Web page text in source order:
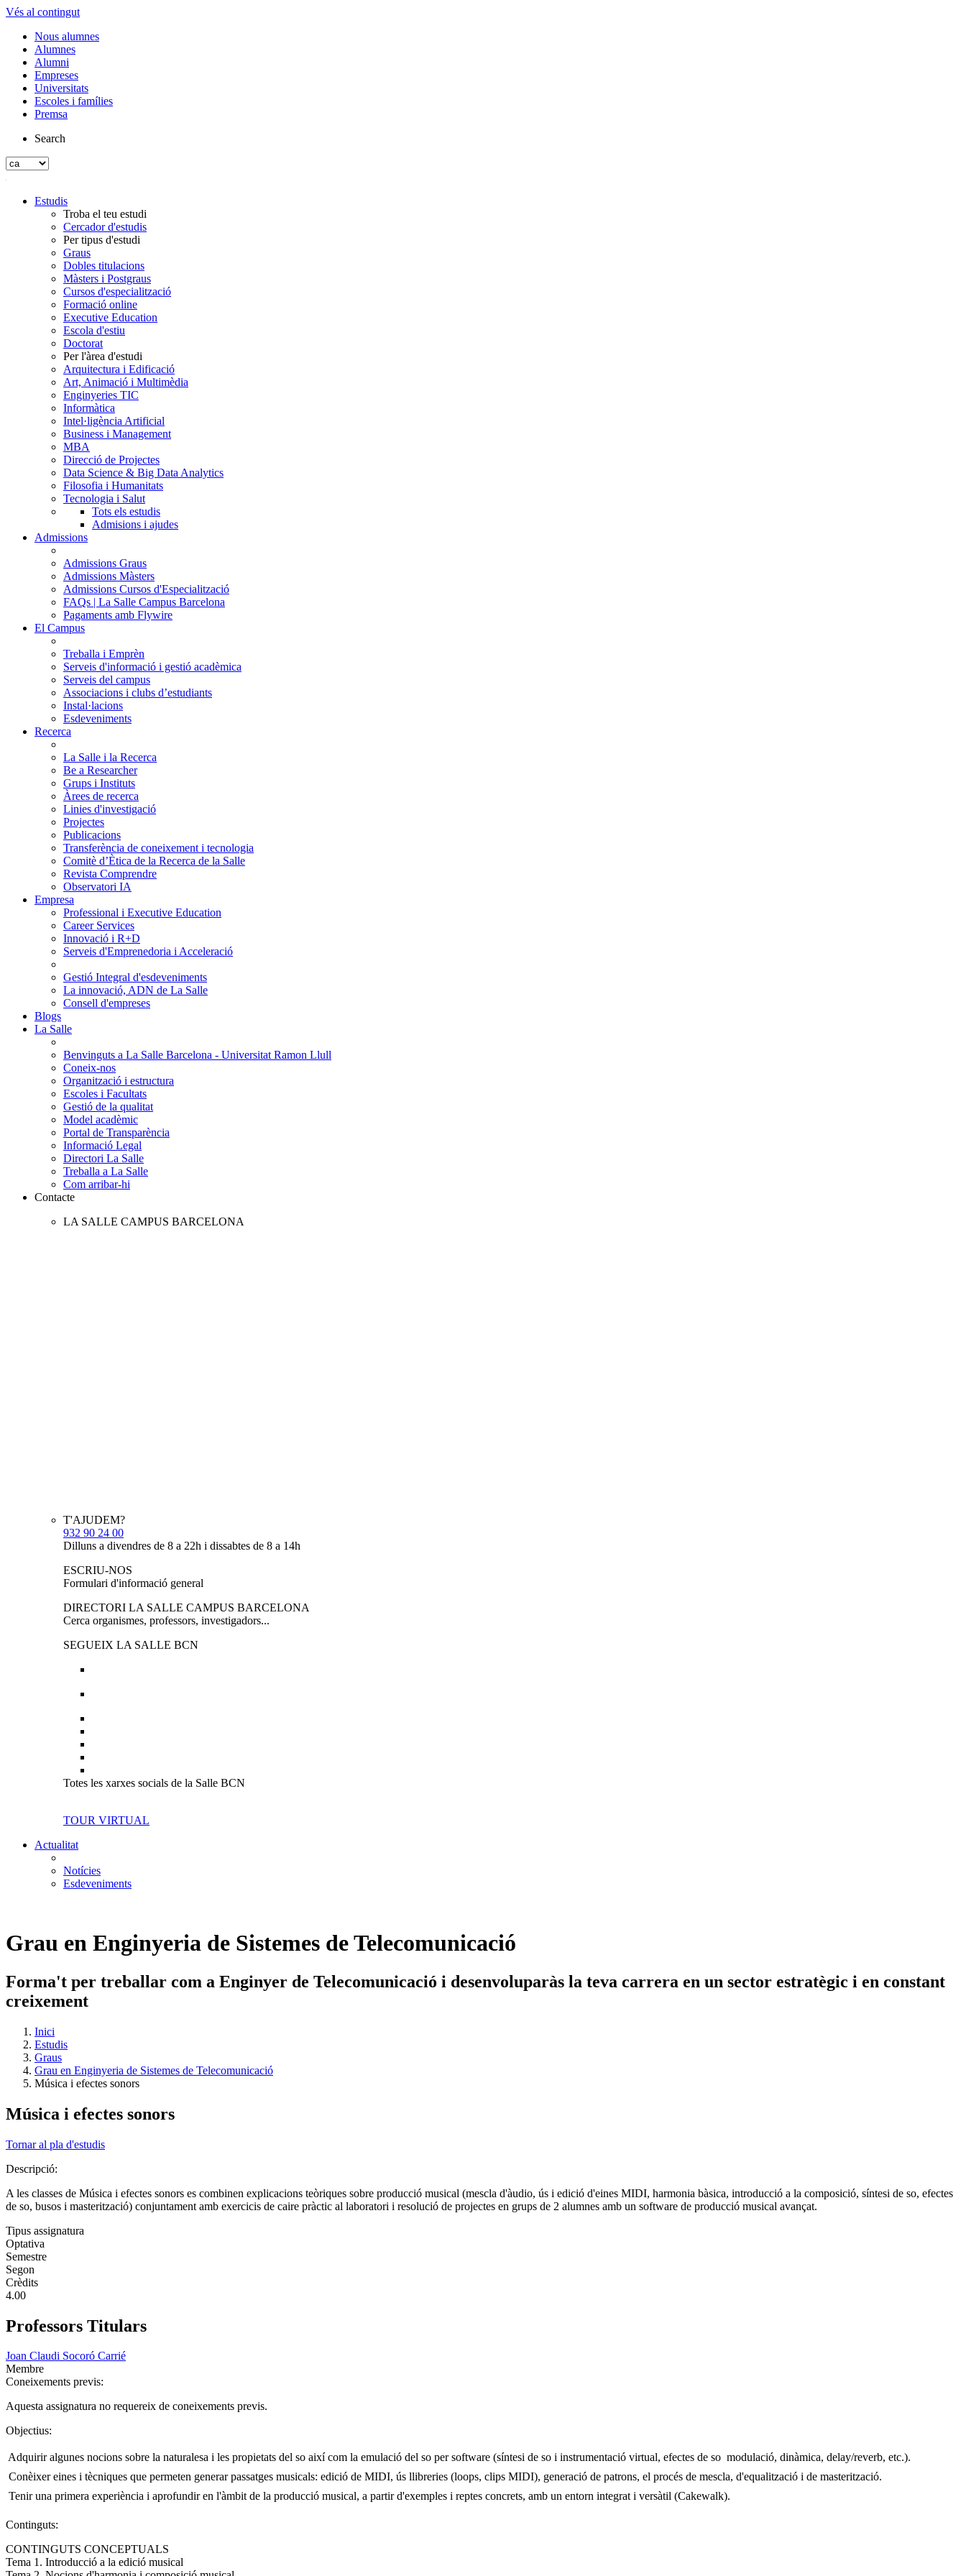
Vés al contingut
Nous alumnes
Alumnes
Alumni
Empreses
Universitats
Escoles i famílies
Premsa
Search
Estudis
Troba el teu estudi
Cercador d'estudis
Per tipus d'estudi
Graus
Dobles titulacions
Màsters i Postgraus
Cursos d'especialització
Formació online
Executive Education
Escola d'estiu
Doctorat
Per l'àrea d'estudi
Arquitectura i Edificació
Art, Animació i Multimèdia
Enginyeries TIC
Informàtica
Intel·ligència Artificial
Business i Management
MBA
Direcció de Projectes
Data Science & Big Data Analytics
Filosofia i Humanitats
Tecnologia i Salut
Tots els estudis
Admisions i ajudes
Admissions
Admissions Graus
Admissions Màsters
Admissions Cursos d'Especialització
FAQs | La Salle Campus Barcelona
Pagaments amb Flywire
El Campus
Treballa i Emprèn
Serveis d'informació i gestió acadèmica
Serveis del campus
Associacions i clubs d’estudiants
Instal·lacions
Esdeveniments
Recerca
La Salle i la Recerca
Be a Researcher
Grups i Instituts
Àrees de recerca
Linies d'investigació
Projectes
Publicacions
Transferència de coneixement i tecnologia
Comitè d’Ètica de la Recerca de la Salle
Revista Comprendre
Observatori IA
Empresa
Professional i Executive Education
Career Services
Innovació i R+D
Serveis d'Emprenedoria i Acceleració
Gestió Integral d'esdeveniments
La innovació, ADN de La Salle
Consell d'empreses
Blogs
La Salle
Benvinguts a La Salle Barcelona - Universitat Ramon Llull
Coneix-nos
Organització i estructura
Escoles i Facultats
Gestió de la qualitat
Model acadèmic
Portal de Transparència
Informació Legal
Directori La Salle
Treballa a La Salle
Com arribar-hi
Contacte
LA SALLE CAMPUS BARCELONA
T'AJUDEM?
932 90 24 00
Dilluns a divendres de 8 a 22h i dissabtes de 8 a 14h
ESCRIU-NOS
Formulari d'informació general
DIRECTORI LA SALLE CAMPUS BARCELONA
Cerca organismes, professors, investigadors...
SEGUEIX LA SALLE BCN
Totes les xarxes socials de la Salle BCN
TOUR VIRTUAL
Actualitat
Notícies
Esdeveniments
Grau en Enginyeria de Sistemes de Telecomunicació
Forma't per treballar com a Enginyer de Telecomunicació i desenvoluparàs la teva carrera en un sector estratègic i en constant
creixement
Inici
Estudis
Graus
Grau en Enginyeria de Sistemes de Telecomunicació
Música i efectes sonors
Música i efectes sonors
Tornar al pla d'estudis
Descripció:
A les classes de Música i efectes sonors es combinen explicacions teòriques sobre producció musical (mescla d'àudio, ús i edició d'eines MIDI, harmonia bàsica, introducció a la composició, síntesi de so, efectes
de so, busos i masterització) conjuntament amb exercicis de caire pràctic al laboratori i resolució de projectes en grups de 2 alumnes amb un software de producció musical avançat.
Tipus assignatura
Optativa
Semestre
Segon
Crèdits
4.00
Professors Titulars
Joan Claudi Socoró Carrié
Membre
Coneixements previs:
Aquesta assignatura no requereix de coneixements previs.
Objectius:
 Adquirir algunes nocions sobre la naturalesa i les propietats del so així com la emulació del so per software (síntesi de so i instrumentació virtual, efectes de so  modulació, dinàmica, delay/reverb, etc.).
 Conèixer eines i tècniques que permeten generar passatges musicals: edició de MIDI, ús llibreries (loops, clips MIDI), generació de patrons, el procés de mescla, d'equalització i de masterització.
 Tenir una primera experiència i aprofundir en l'àmbit de la producció musical, a partir d'exemples i reptes concrets, amb un entorn integrat i versàtil (Cakewalk).
Continguts:
CONTINGUTS CONCEPTUALS
Tema 1. Introducció a la edició musical